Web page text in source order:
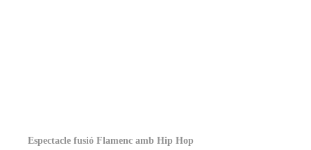
Espectacle fusió Flamenc amb Hip Hop